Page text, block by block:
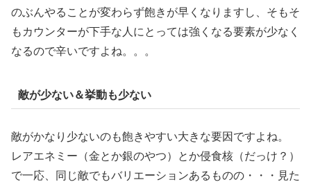
のぶんやることが変わらず飽きが早くなりますし、そもそ
もカウンターが下手な人にとっては強くなる要素が少なく
なるので辛いですよね。。。
敵が少ない＆挙動も少ない
敵がかなり少ないのも飽きやすい大きな要因ですよね。
レアエネミー（金とか銀のやつ）とか侵食核（だっけ？）
で一応、同じ敵でもバリエーションあるものの・・・見た